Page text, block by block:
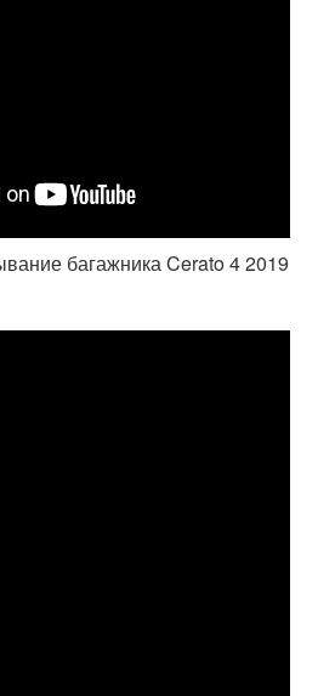
багажника Cerato 4 2019